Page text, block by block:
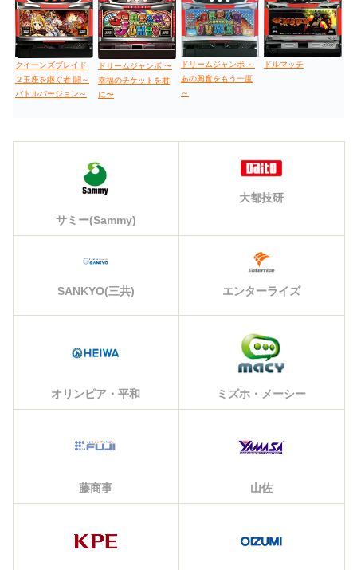
クイーンズブレイド
２玉座を継ぐ者 闘～
バトルバージョン～
ドリームジャンボ 〜
幸福のチケットを君
に〜
ドリームジャンボ ～
あの興奮をもう一度
～
ドルマッチ
サミー(Sammy)
大都技研
SANKYO(三共) エンターライズ
オリンピア・平和 ミズホ・メーシー
藤商事 山佐